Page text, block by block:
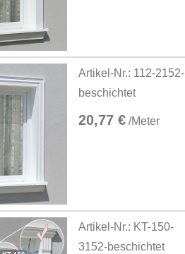
Artikel-Nr.: 112-2152-
beschichtet
20,77 € /Meter
Artikel-Nr.: KT-150-
3152-beschichtet